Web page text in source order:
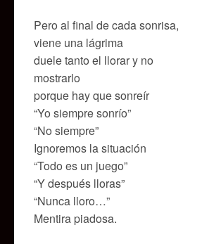
Pero al final de cada sonrisa,
viene una lágrima
duele tanto el llorar y no
mostrarlo
porque hay que sonreír
“Yo siempre sonrío”
“No siempre”
Ignoremos la situación
“Todo es un juego”
“Y después lloras”
“Nunca lloro…”
Mentira piadosa.